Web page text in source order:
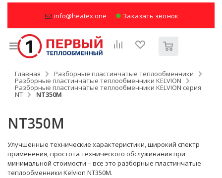
info@heatex.one Заказать звонок
Главная Разборные пластинчатые теплообменники
Разборные пластинчатые теплообменники KELVION
Разборные пластинчатые теплообменники KELVION серия
NT NT350M
NT350M
Улучшенные технические характеристики, широкий спектр
применения, простота технического обслуживания при
минимальной стоимости – все это разборные пластинчатые
теплообменники Kelvion NT350M.